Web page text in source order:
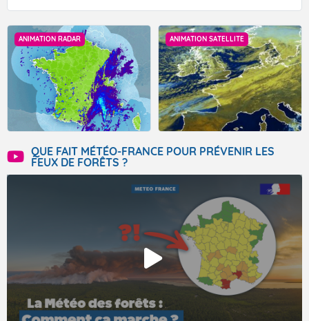
ANIMATION RADAR ANIMATION SATELLITE
QUE FAIT MÉTÉO-FRANCE POUR PRÉVENIR LES
FEUX DE FORÊTS ?